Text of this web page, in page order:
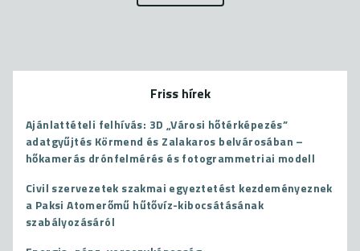
Friss hírek
Ajánlattételi felhívás: 3D „Városi hőtérképezés”
adatgyűjtés Körmend és Zalakaros belvárosában –
hőkamerás drónfelmérés és fotogrammetriai modell
Civil szervezetek szakmai egyeztetést kezdeményeznek
a Paksi Atomerőmű hűtővíz-kibocsátásának
szabályozásáról